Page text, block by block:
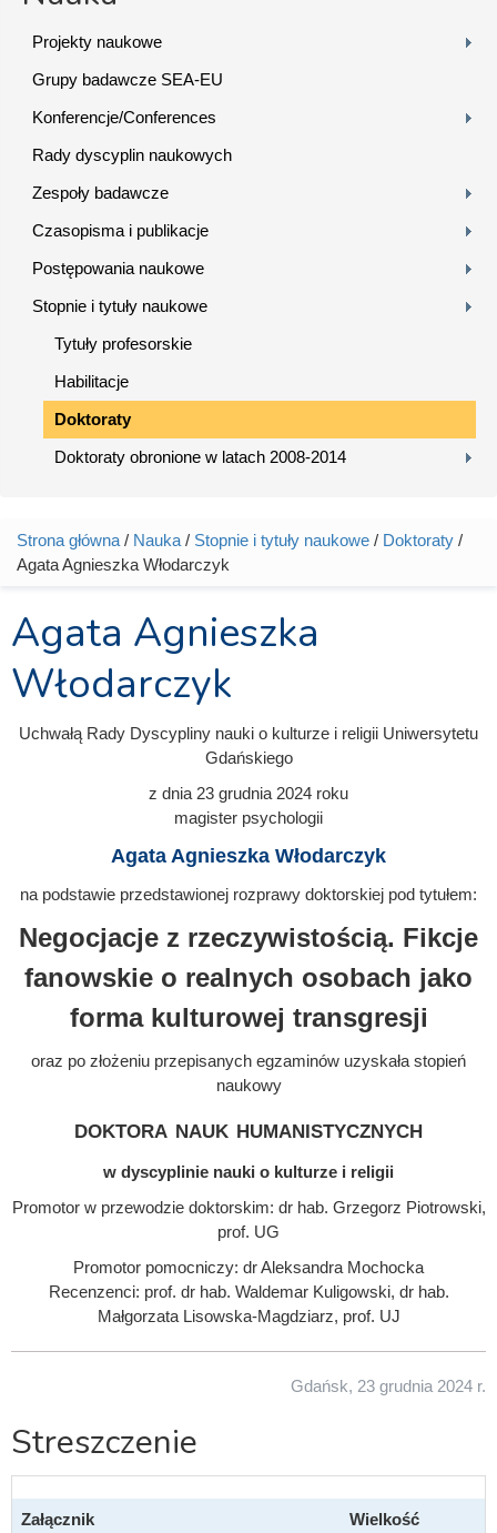
Projekty naukowe
Grupy badawcze SEA-EU
Konferencje/Conferences
Rady dyscyplin naukowych
Zespoły badawcze
Czasopisma i publikacje
Postępowania naukowe
Stopnie i tytuły naukowe
Tytuły profesorskie
Habilitacje
Doktoraty
Doktoraty obronione w latach 2008-2014
Jesteś tutaj
Strona główna / Nauka / Stopnie i tytuły naukowe / Doktoraty /
Agata Agnieszka Włodarczyk
Agata Agnieszka
Włodarczyk
Uchwałą Rady Dyscypliny nauki o kulturze i religii Uniwersytetu
Gdańskiego
z dnia 23 grudnia 2024 roku
magister psychologii
Agata Agnieszka Włodarczyk
na podstawie przedstawionej rozprawy doktorskiej pod tytułem:
Negocjacje z rzeczywistością. Fikcje
fanowskie o realnych osobach jako
forma kulturowej transgresji
oraz po złożeniu przepisanych egzaminów uzyskała stopień
naukowy
doktora nauk humanistycznych
w dyscyplinie nauki o kulturze i religii
Promotor w przewodzie doktorskim: dr hab. Grzegorz Piotrowski,
prof. UG
Promotor pomocniczy: dr Aleksandra Mochocka
Recenzenci: prof. dr hab. Waldemar Kuligowski, dr hab.
Małgorzata Lisowska-Magdziarz, prof. UJ
Gdańsk, 23 grudnia 2024 r.
Streszczenie
Załącznik Wielkość